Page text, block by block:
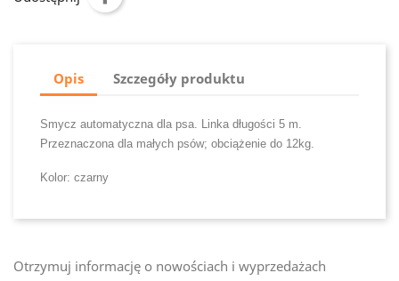
Opis Szczegóły produktu
Smycz automatyczna dla psa. Linka długości 5 m.
Przeznaczona dla małych psów; obciążenie do 12kg.
Kolor: czarny
Otrzymuj informację o nowościach i wyprzedażach